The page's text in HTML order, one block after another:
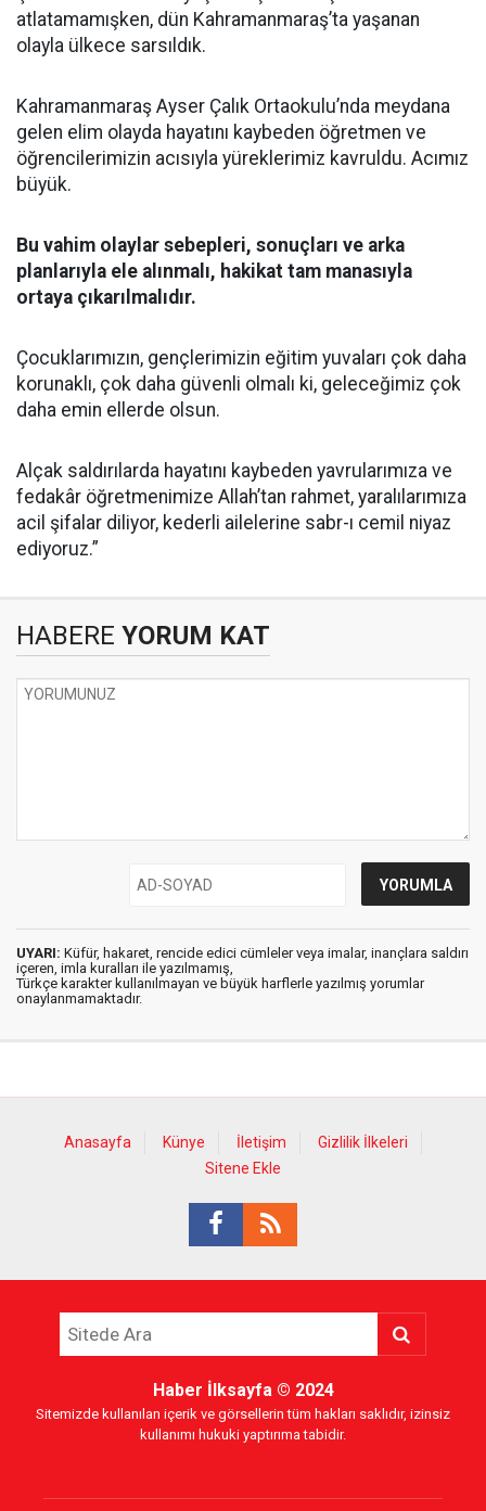
atlatamamışken, dün Kahramanmaraş’ta yaşanan
olayla ülkece sarsıldık.
Kahramanmaraş Ayser Çalık Ortaokulu’nda meydana
gelen elim olayda hayatını kaybeden öğretmen ve
öğrencilerimizin acısıyla yüreklerimiz kavruldu. Acımız
büyük.
Bu vahim olaylar sebepleri, sonuçları ve arka
planlarıyla ele alınmalı, hakikat tam manasıyla
ortaya çıkarılmalıdır.
Çocuklarımızın, gençlerimizin eğitim yuvaları çok daha
korunaklı, çok daha güvenli olmalı ki, geleceğimiz çok
daha emin ellerde olsun.
Alçak saldırılarda hayatını kaybeden yavrularımıza ve
fedakâr öğretmenimize Allah’tan rahmet, yaralılarımıza
acil şifalar diliyor, kederli ailelerine sabr-ı cemil niyaz
ediyoruz.”
HABERE YORUM KAT
UYARI: Küfür, hakaret, rencide edici cümleler veya imalar, inançlara saldırı
içeren, imla kuralları ile yazılmamış,
Türkçe karakter kullanılmayan ve büyük harflerle yazılmış yorumlar
onaylanmamaktadır.
Anasayfa Künye İletişim
Gizlilik İlkeleri
Sitene Ekle
Haber İlksayfa© 2024
Sitemizde kullanılan içerik ve görsellerin tüm hakları saklıdır, izinsiz
kullanımı hukuki yaptırıma tabidir.